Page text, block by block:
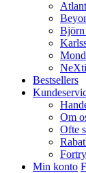
Björn
Bestsellers
Om
Ofte
Min konto